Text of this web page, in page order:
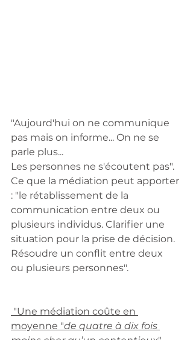
"Aujourd'hui on ne communique
pas mais on informe... On ne se
parle plus...
Les personnes ne s'écoutent pas".
Ce que la médiation peut apporter
: "le rétablissement de la
communication entre deux ou
plusieurs individus. Clarifier une
situation pour la prise de décision.
Résoudre un conflit entre deux
ou plusieurs personnes".
"Une médiation coûte en
moyenne "de quatre à dix fois